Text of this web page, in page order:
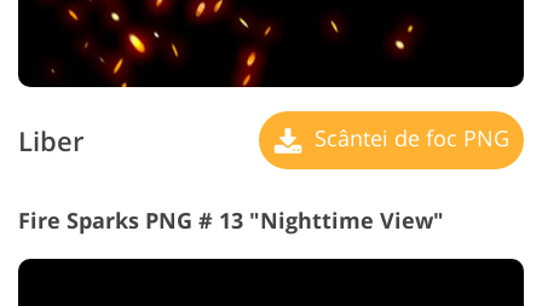
Liber Scântei de foc PNG
Fire Sparks PNG # 13 "Nighttime View"